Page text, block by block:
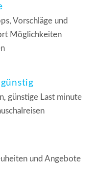
Vorschläge und
Möglichkeiten
günstige Last minute
und Angebote